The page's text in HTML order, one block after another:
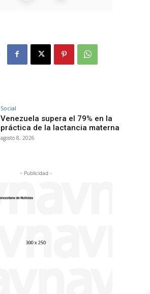
Social
Venezuela supera el 79% en la
práctica de la lactancia materna
agosto 8, 2026
- Publicidad -